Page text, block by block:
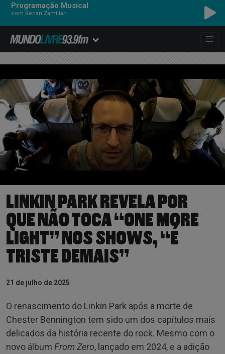
Programação Musical
com Renan Zamilian
A HA - TAKE ON ME
LINKIN PARK REVELA POR
QUE NÃO TOCA “ONE MORE
LIGHT” NOS SHOWS, “É
TRISTE DEMAIS”
21 de julho de 2025
O renascimento do Linkin Park após a morte de
Chester Bennington tem sido um dos capítulos mais
delicados da história recente do rock. Mesmo com o
novo álbum From Zero, lançado em 2024, e a adição